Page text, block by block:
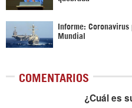
Informe:
Mundial
COMENTARIOS